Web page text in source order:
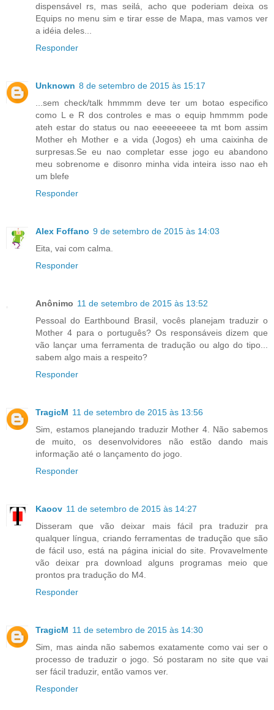
dispensável rs, mas seilá, acho que poderiam deixa os
Equips no menu sim e tirar esse de Mapa, mas vamos ver
a idéia deles...
Responder
Unknown 8 de setembro de 2015 às 15:17
...sem check/talk hmmmm deve ter um botao especifico
como L e R dos controles e mas o equip hmmmm pode
ateh estar do status ou nao eeeeeeeee ta mt bom assim
Mother eh Mother e a vida (Jogos) eh uma caixinha de
surpresas.Se eu nao completar esse jogo eu abandono
meu sobrenome e disonro minha vida inteira isso nao eh
um blefe
Responder
Alex Foffano 9 de setembro de 2015 às 14:03
Eita, vai com calma.
Responder
Anônimo 11 de setembro de 2015 às 13:52
Pessoal do Earthbound Brasil, vocês planejam traduzir o
Mother 4 para o português? Os responsáveis dizem que
vão lançar uma ferramenta de tradução ou algo do tipo...
sabem algo mais a respeito?
Responder
TragicM 11 de setembro de 2015 às 13:56
Sim, estamos planejando traduzir Mother 4. Não sabemos
de muito, os desenvolvidores não estão dando mais
informação até o lançamento do jogo.
Responder
Kaoov 11 de setembro de 2015 às 14:27
Disseram que vão deixar mais fácil pra traduzir pra
qualquer língua, criando ferramentas de tradução que são
de fácil uso, está na página inicial do site. Provavelmente
vão deixar pra download alguns programas meio que
prontos pra tradução do M4.
Responder
TragicM 11 de setembro de 2015 às 14:30
Sim, mas ainda não sabemos exatamente como vai ser o
processo de traduzir o jogo. Só postaram no site que vai
ser fácil traduzir, então vamos ver.
Responder